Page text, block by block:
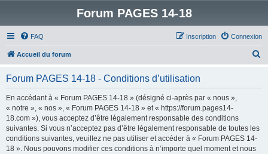
Forum PAGES 14-18
FAQ Connexion
Inscription
Accueil du forum
Forum PAGES 14-18 - Conditions d’utilisation
En accédant à « Forum PAGES 14-18 » (désigné ci-après par « nous »,
« notre », « nos », « Forum PAGES 14-18 » et « https://forum.pages14-
18.com »), vous acceptez d’être légalement responsable des conditions
suivantes. Si vous n’acceptez pas d’être légalement responsable de toutes les
conditions suivantes, veuillez ne pas utiliser et accéder à « Forum PAGES 14-
18 ». Nous pouvons modifier ces conditions à n’importe quel moment et nous